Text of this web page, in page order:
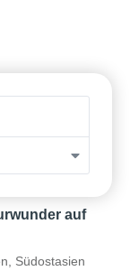
auf
, Südostasien